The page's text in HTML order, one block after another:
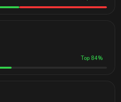
Top 84%